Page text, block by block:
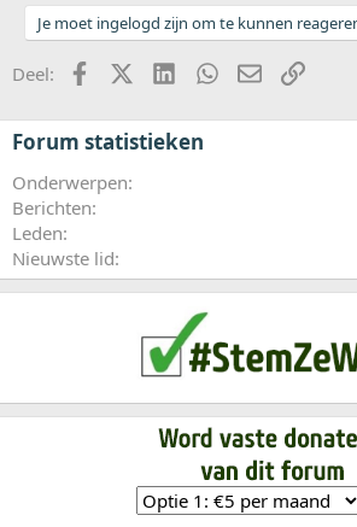
Je moet ingelogd zijn om te kunnen
Deel: FacebookX (Twitter)LinkedInWhatsApp
E-mail
Forum statistieken
Onderwerpen
Berichten
Leden
Nieuwste lid